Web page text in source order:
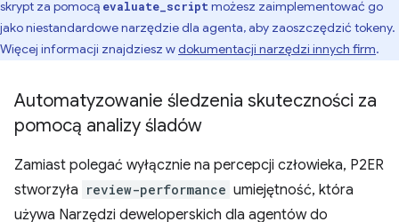
skrypt za pomocą evaluate_script możesz zaimplementować go
jako niestandardowe narzędzie dla agenta, aby zaoszczędzić tokeny.
Więcej informacji znajdziesz wdokumentacji narzędzi innych firm.
Automatyzowanie śledzenia skuteczności za
pomocą analizy śladów
Zamiast polegać wyłącznie na percepcji człowieka, P2ER
stworzyła review-performance umiejętność, która
używa Narzędzi deweloperskich dla agentów do